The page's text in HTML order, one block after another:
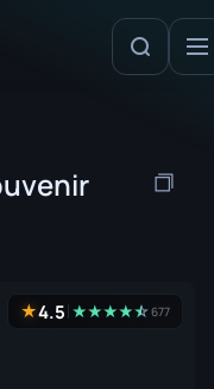
★4.5 ★★★★★
☆677